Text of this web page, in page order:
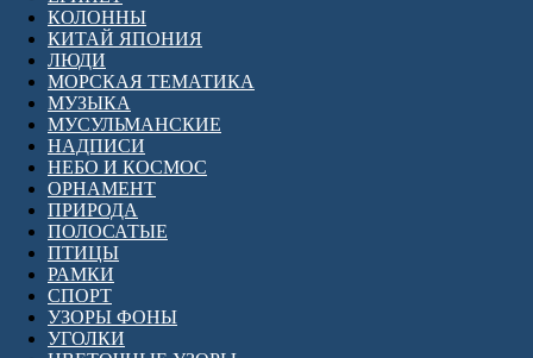
КОЛОННЫ
КИТАЙ ЯПОНИЯ
ЛЮДИ
МОРСКАЯ ТЕМАТИКА
МУЗЫКА
МУСУЛЬМАНСКИЕ
НАДПИСИ
НЕБО И КОСМОС
ОРНАМЕНТ
ПРИРОДА
ПОЛОСАТЫЕ
ПТИЦЫ
РАМКИ
СПОРТ
УЗОРЫ ФОНЫ
УГОЛКИ